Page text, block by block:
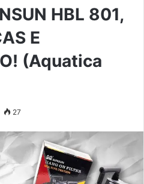
HBL 801,
E
(Aquatica
27